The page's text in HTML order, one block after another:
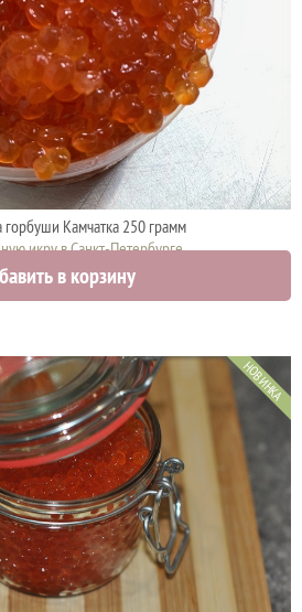
горбуши Камчатка 250 грамм
икру в Санкт-Петербурге
4425 руб.в корзину
НОВИНКА